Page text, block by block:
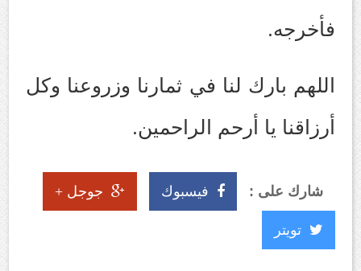
فأخرجه.
اللهم بارك لنا في ثمارنا وزروعنا وكل
أرزاقنا يا أرحم الراحمين.
شارك على : فيسبوك جوجل +
تويتر